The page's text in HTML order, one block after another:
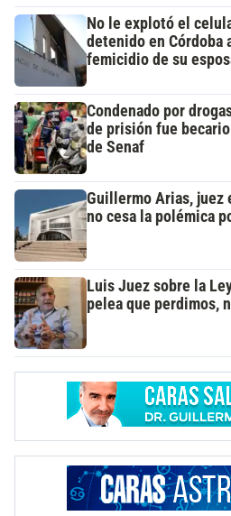
No le explotó el
detenido en Córdoba
femicidio de su
Condenado por
de prisión fue
de Senaf
Guillermo Arias, juez
no cesa la polémica
Luis Juez sobre la
pelea que perdimos,